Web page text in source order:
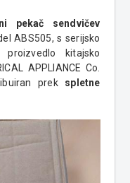
pekač sendvičev
ABS505, s serijsko
kitajsko
APPLIANCE Co.
prek spletne